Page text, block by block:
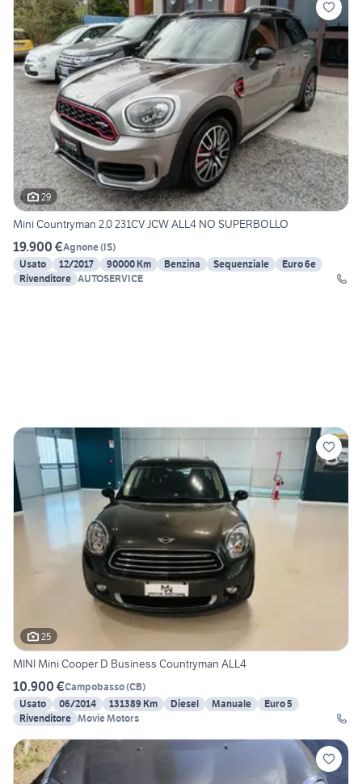
29
Mini Countryman 2.0 231CV JCW ALL4 NO SUPERBOLLO
19.900 €Agnone(IS)
Usato
12/2017 90000 Km Benzina Sequenziale
Euro 6e
Rivenditore AUTOSERVICE
25
MINI Mini Cooper D Business Countryman ALL4
10.900 €Campobasso(CB)
Usato
06/2014 131389 Km Diesel Manuale
Euro 5
Rivenditore Movie Motors